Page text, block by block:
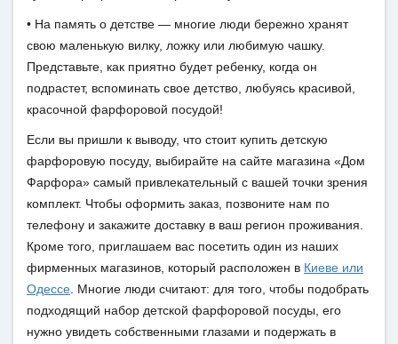
• На память о детстве — многие люди бережно хранят
свою маленькую вилку, ложку или любимую чашку.
Представьте, как приятно будет ребенку, когда он
подрастет, вспоминать свое детство, любуясь красивой,
красочной фарфоровой посудой!
Если вы пришли к выводу, что стоит купить детскую
фарфоровую посуду, выбирайте на сайте магазина «Дом
Фарфора» самый привлекательный с вашей точки зрения
комплект. Чтобы оформить заказ, позвоните нам по
телефону и закажите доставку в ваш регион проживания.
Кроме того, приглашаем вас посетить один из наших
фирменных магазинов, который расположен в Киеве или
Одессе . Многие люди считают: для того, чтобы подобрать
подходящий набор детской фарфоровой посуды, его
нужно увидеть собственными глазами и подержать в